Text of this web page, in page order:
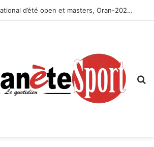
Championnat national d’été open et masters, Oran-2026 — Le CRB s’adjuge le titre